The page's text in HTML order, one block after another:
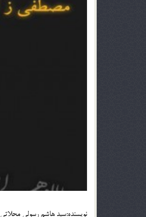
نويسنده:سید هاشم رسولى محلاتى